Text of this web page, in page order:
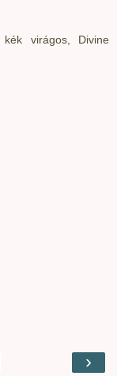
kék virágos, Divine
›